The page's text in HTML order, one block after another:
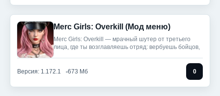
Merc Girls: Overkill (Мод меню)
Merc Girls: Overkill — мрачный шутер от третьего
лица, где ты возглавляешь отряд: вербуешь бойцов,
Версия: 1.172.1 673 Мб 0